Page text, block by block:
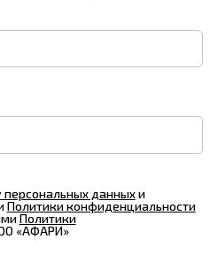
персональных данныхи
Политики конфиденциальности
Политики
«АФАРИ»